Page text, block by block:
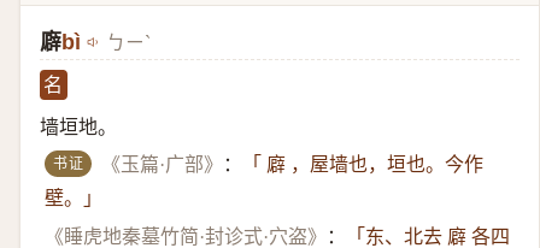
廦bì ㄅㄧˋ
名
墙垣地。
书证 《玉篇·广部》 ：
「 廦 ，屋墙也，垣也。今作
壁。」
《睡虎地秦墓竹简·封诊式·穴盗》
：
「东、北去 廦 各四